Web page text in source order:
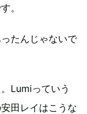
。
たんじゃないで
Lumiっていう
田レイはこうな